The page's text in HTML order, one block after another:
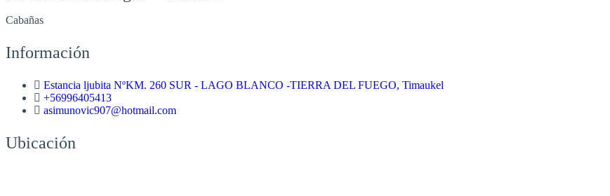
Cabañas
Información
Estancia ljubita NºKM. 260 SUR - LAGO BLANCO -TIERRA DEL FUEGO, Timaukel
+56996405413
asimunovic907@hotmail.com
Ubicación